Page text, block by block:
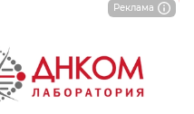
Реклама